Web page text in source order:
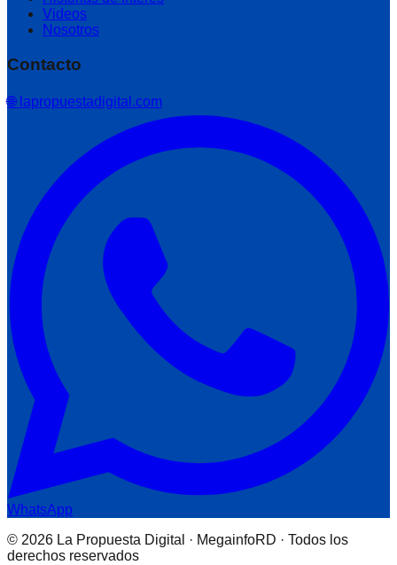
Videos
Nosotros
Contacto
🌐 lapropuestadigital.com
WhatsApp
© 2026 La Propuesta Digital · MegainfoRD · Todos los
derechos reservados